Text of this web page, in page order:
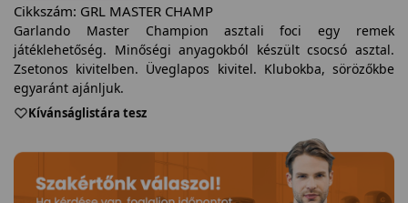
Cikkszám: GRL MASTER CHAMP
Garlando Master Champion asztali foci egy remek
játéklehetőség. Minőségi anyagokból készült csocsó asztal.
Zsetonos kivitelben. Üveglapos kivitel. Klubokba, sörözőkbe
egyaránt ajánljuk.
Kívánságlistára tesz